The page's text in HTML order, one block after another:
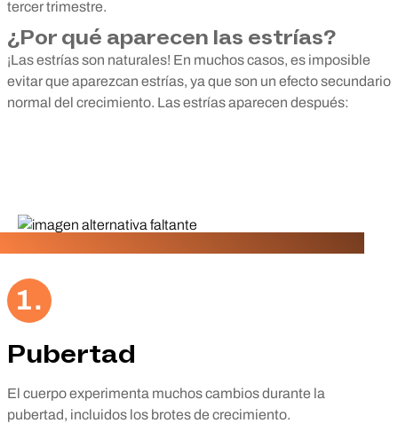
tercer trimestre.
¿Por qué aparecen las estrías?
¡Las estrías son naturales! En muchos casos, es imposible
evitar que aparezcan estrías, ya que son un efecto secundario
normal del crecimiento. Las estrías aparecen después:
1.
Pubertad
El cuerpo experimenta muchos cambios durante la
pubertad, incluidos los brotes de crecimiento.